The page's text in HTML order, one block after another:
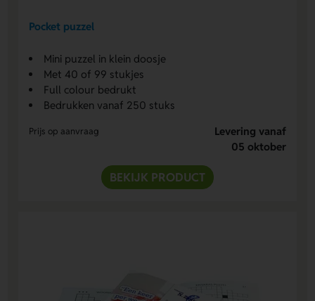
Pocket puzzel
Mini puzzel in klein doosje
Met 40 of 99 stukjes
Full colour bedrukt
Bedrukken vanaf 250 stuks
Prijs op aanvraag
Levering vanaf
05 oktober
BEKIJK PRODUCT